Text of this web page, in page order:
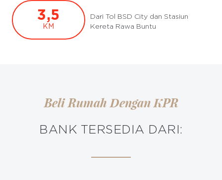
3,5
KM
Dari Tol BSD City dan Stasiun
Kereta Rawa Buntu
Beli Rumah Dengan KPR
BANK TERSEDIA DARI: